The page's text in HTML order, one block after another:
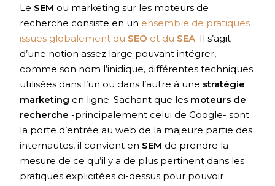
Le SEM ou marketing sur les moteurs de
recherche consiste en un ensemble de pratiques
issues globalement du SEO et du SEA. Il s’agit
d’une notion assez large pouvant intégrer,
comme son nom l’inidique, différentes techniques
utilisées dans l’un ou dans l’autre à une stratégie
marketing en ligne. Sachant que les moteurs de
recherche -principalement celui de Google- sont
la porte d’entrée au web de la majeure partie des
internautes, il convient en SEM de prendre la
mesure de ce qu’il y a de plus pertinent dans les
pratiques explicitées ci-dessus pour pouvoir